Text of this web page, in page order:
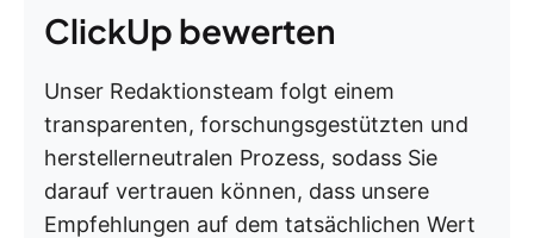
ClickUp bewerten
Unser Redaktionsteam folgt einem
transparenten, forschungsgestützten und
herstellerneutralen Prozess, sodass Sie
darauf vertrauen können, dass unsere
Empfehlungen auf dem tatsächlichen Wert